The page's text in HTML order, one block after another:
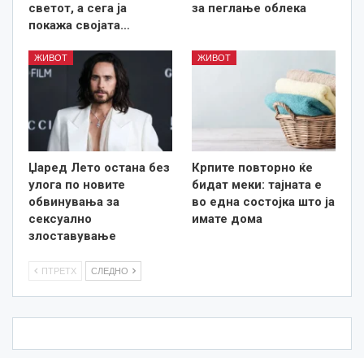
светот, а сега ја
покажа својата…
за пеглање облека
ЖИВОТ
Џаред Лето остана без
улога по новите
обвинувања за
сексуално
злоставување
ЖИВОТ
Крпите повторно ќе
бидат меки: тајната е
во една состојка што ја
имате дома
ПТРЕТХ СЛЕДНО